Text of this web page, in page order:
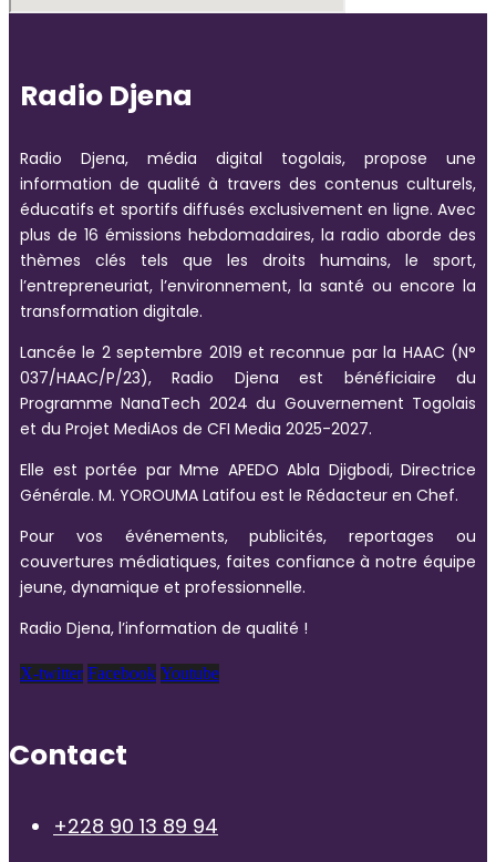
Radio Djena
Radio Djena, média digital togolais, propose une
information de qualité à travers des contenus culturels,
éducatifs et sportifs diffusés exclusivement en ligne. Avec
plus de 16 émissions hebdomadaires, la radio aborde des
thèmes clés tels que les droits humains, le sport,
l’entrepreneuriat, l’environnement, la santé ou encore la
transformation digitale.
Lancée le 2 septembre 2019 et reconnue par la HAAC (N°
037/HAAC/P/23), Radio Djena est bénéficiaire du
Programme NanaTech 2024 du Gouvernement Togolais
et du Projet MediAos de CFI Media 2025-2027.
Elle est portée par Mme APEDO Abla Djigbodi, Directrice
Générale. M. YOROUMA Latifou est le Rédacteur en Chef.
Pour vos événements, publicités, reportages ou
couvertures médiatiques, faites confiance à notre équipe
jeune, dynamique et professionnelle.
Radio Djena, l’information de qualité !
X-twitter Facebook Youtube
Contact
+228 90 13 89 94